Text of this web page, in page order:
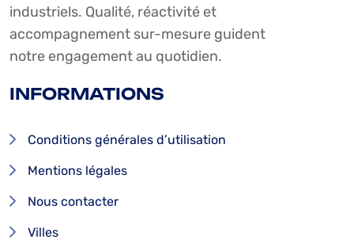
industriels. Qualité, réactivité et
accompagnement sur-mesure guident
notre engagement au quotidien.
INFORMATIONS
Conditions générales d’utilisation
Mentions légales
Nous contacter
Villes